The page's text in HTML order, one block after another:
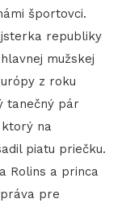
športovci.
republiky
mužskej
z roku
tanečný pár
ktorý na
piatu priečku.
Rolins a princa
pre